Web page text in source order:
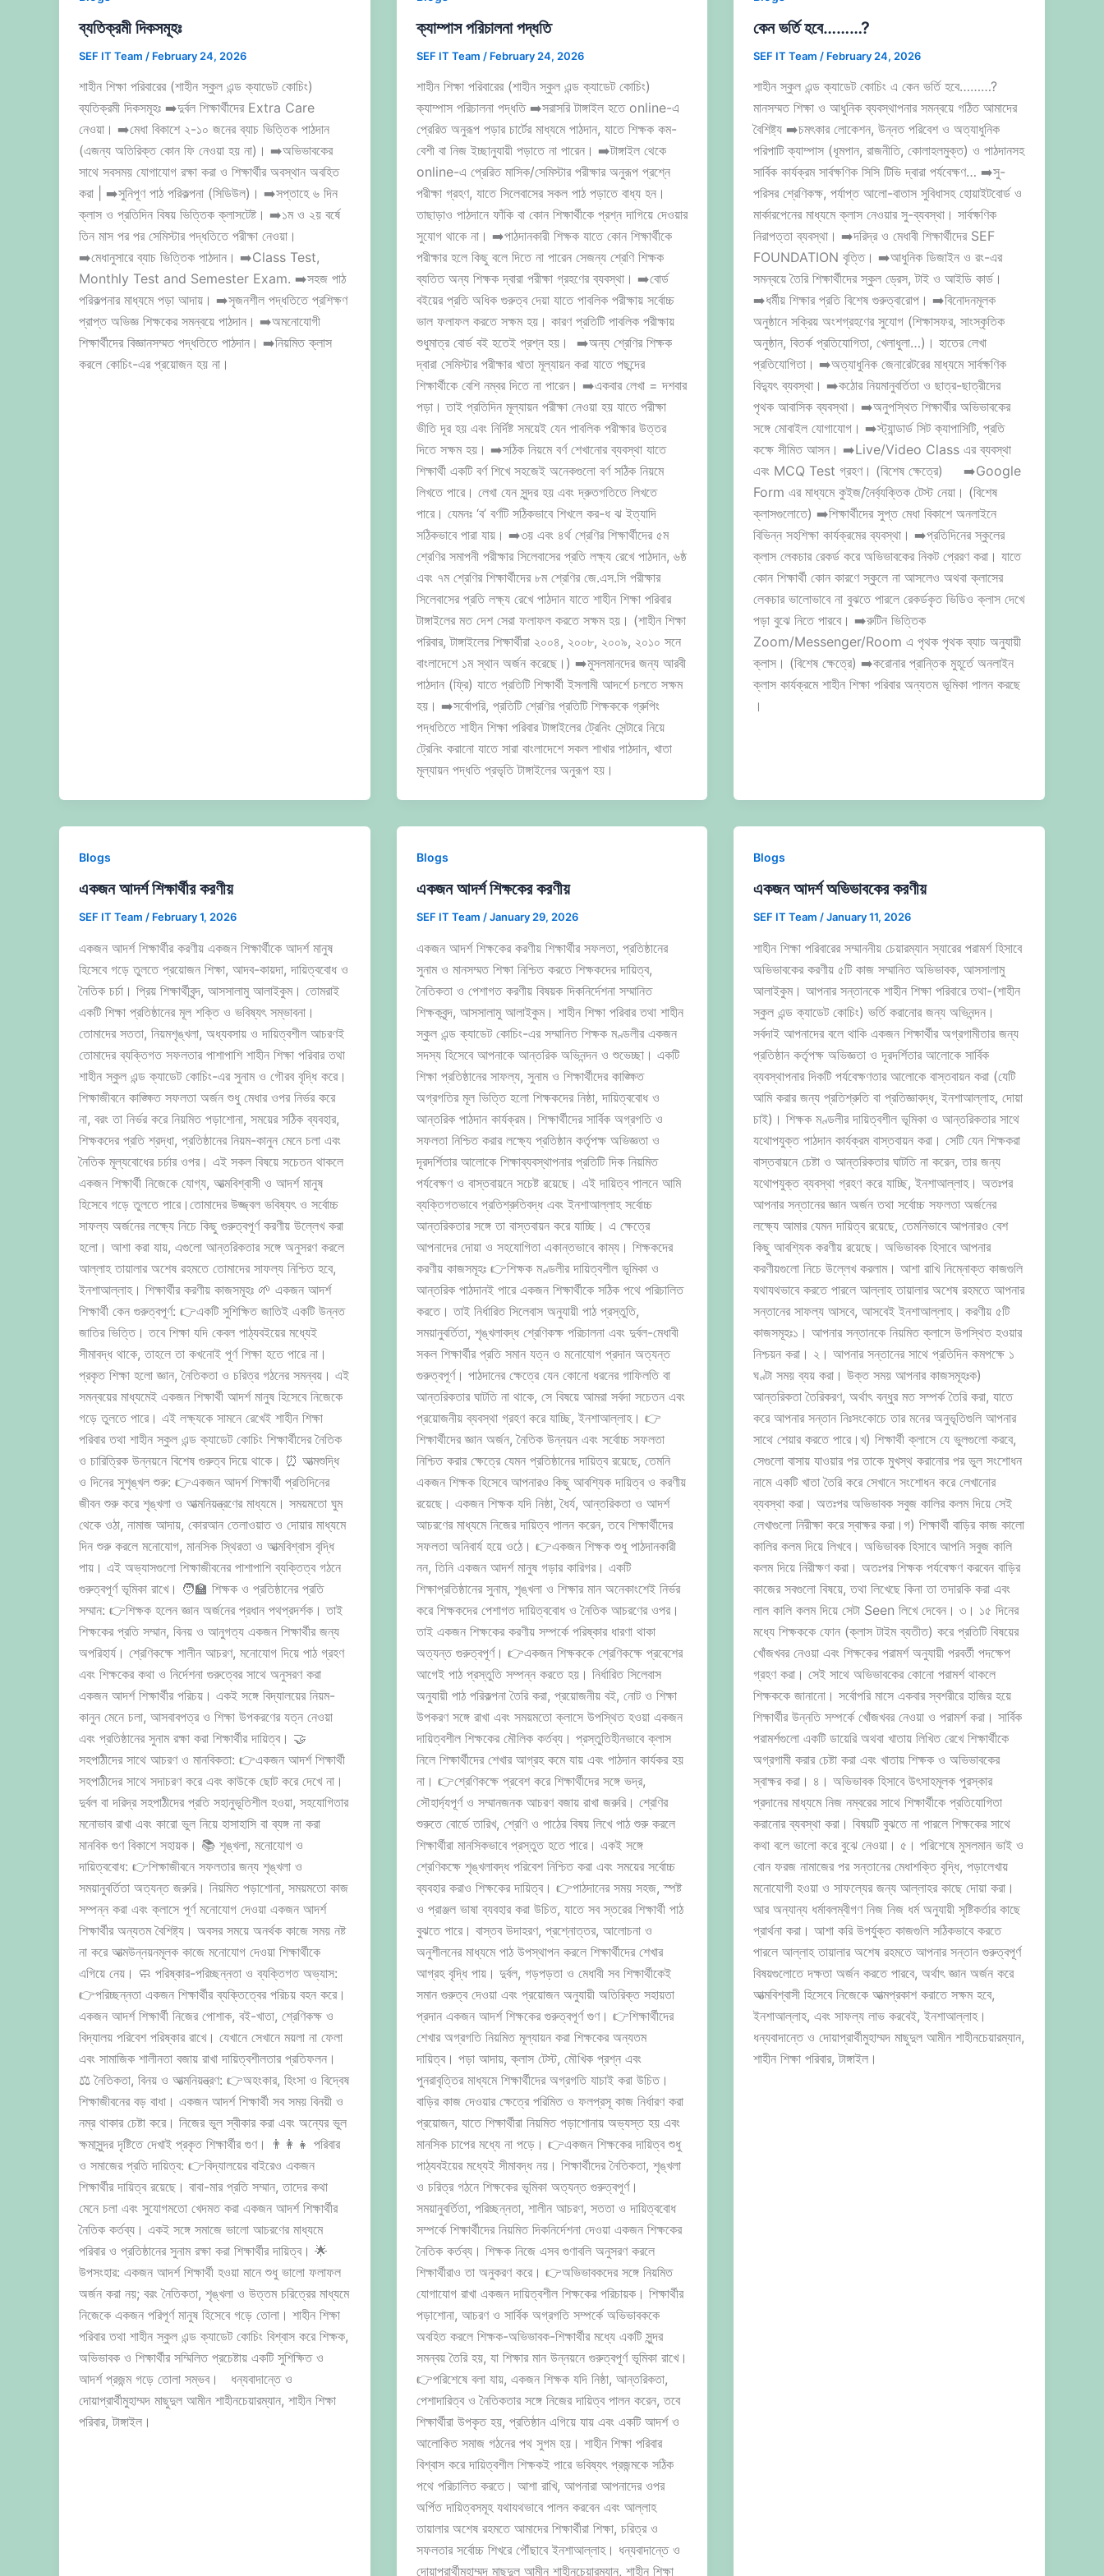
ব্যতিক্রমী দিকসমূহঃ
SEF IT Team / February 24, 2026
শাহীন শিক্ষা পরিবারের (শাহীন স্কুল এন্ড ক্যাডেট কোচিং)
ব্যতিক্রমী দিকসমূহঃ ➡️দুর্বল শিক্ষার্থীদের Extra Care
নেওয়া। ➡️মেধা বিকাশে ২-১০ জনের ব্যাচ ভিত্তিক পাঠদান
(এজন্য অতিরিক্ত কোন ফি নেওয়া হয় না)। ➡️অভিভাবকের
সাথে সবসময় যোগাযোগ রক্ষা করা ও শিক্ষার্থীর অবস্থান অবহিত
করা | ➡️সুনিপূণ পাঠ পরিকল্পনা (সিডিউল)। ➡️সপ্তাহে ৬ দিন
ক্লাস ও প্রতিদিন বিষয় ভিত্তিক ক্লাসটেষ্ট। ➡️১ম ও ২য় বর্ষে
তিন মাস পর পর সেমিস্টার পদ্ধতিতে পরীক্ষা নেওয়া।
➡️মেধানুসারে ব্যাচ ভিত্তিক পাঠদান। ➡️Class Test,
Monthly Test and Semester Exam. ➡️সহজ পাঠ
পরিকল্পনার মাধ্যমে পড়া আদায়। ➡️সৃজনশীল পদ্ধতিতে প্রশিক্ষণ
প্রাপ্ত অভিজ্ঞ শিক্ষকের সমন্বয়ে পাঠদান। ➡️অমনোযোগী
শিক্ষার্থীদের বিজ্ঞানসম্মত পদ্ধতিতে পাঠদান। ➡️নিয়মিত ক্লাস
করলে কোচিং-এর প্রয়োজন হয় না।
ক্যাম্পাস পরিচালনা পদ্ধতি
SEF IT Team / February 24, 2026
শাহীন শিক্ষা পরিবারের (শাহীন স্কুল এন্ড ক্যাডেট কোচিং)
ক্যাম্পাস পরিচালনা পদ্ধতি ➡️সরাসরি টাঙ্গাইল হতে online-এ
প্রেরিত অনুরূপ পড়ার চার্টের মাধ্যমে পাঠদান, যাতে শিক্ষক কম-
বেশী বা নিজ ইচ্ছানুযায়ী পড়াতে না পারেন। ➡️টাঙ্গাইল থেকে
online-এ প্রেরিত মাসিক/সেমিস্টার পরীক্ষার অনুরূপ প্রশ্নে
পরীক্ষা গ্রহণ, যাতে সিলেবাসের সকল পাঠ পড়াতে বাধ্য হন।
তাছাড়াও পাঠদানে ফাঁকি বা কোন শিক্ষার্থীকে প্রশ্ন দাগিয়ে দেওয়ার
সুযোগ থাকে না। ➡️পাঠদানকারী শিক্ষক যাতে কোন শিক্ষার্থীকে
পরীক্ষার হলে কিছু বলে দিতে না পারেন সেজন্য শ্রেণি শিক্ষক
ব্যতিত অন্য শিক্ষক দ্বারা পরীক্ষা গ্রহণের ব্যবস্থা। ➡️বোর্ড
বইয়ের প্রতি অধিক গুরুত্ব দেয়া যাতে পাবলিক পরীক্ষায় সর্বোচ্চ
ভাল ফলাফল করতে সক্ষম হয়। কারণ প্রতিটি পাবলিক পরীক্ষায়
শুধুমাত্র বোর্ড বই হতেই প্রশ্ন হয়। ➡️অন্য শ্রেণির শিক্ষক
দ্বারা সেমিস্টার পরীক্ষার খাতা মূল্যায়ন করা যাতে পছন্দের
শিক্ষার্থীকে বেশি নম্বর দিতে না পারেন। ➡️একবার লেখা = দশবার
পড়া। তাই প্রতিদিন মূল্যায়ন পরীক্ষা নেওয়া হয় যাতে পরীক্ষা
ভীতি দূর হয় এবং নির্দিষ্ট সময়েই যেন পাবলিক পরীক্ষার উত্তর
দিতে সক্ষম হয়। ➡️সঠিক নিয়মে বর্ণ শেখানোর ব্যবস্থা যাতে
শিক্ষার্থী একটি বর্ণ শিখে সহজেই অনেকগুলো বর্ণ সঠিক নিয়মে
লিখতে পারে। লেখা যেন সুন্দর হয় এবং দ্রুতগতিতে লিখতে
পারে। যেমনঃ ‘ব’ বর্ণটি সঠিকভাবে শিখলে কর-ধ ঝ ইত্যাদি
সঠিকভাবে পারা যায়। ➡️৩য় এবং ৪র্থ শ্রেণির শিক্ষার্থীদের ৫ম
শ্রেণির সমাপনী পরীক্ষার সিলেবাসের প্রতি লক্ষ্য রেখে পাঠদান, ৬ষ্ঠ
এবং ৭ম শ্রেণির শিক্ষার্থীদের ৮ম শ্রেণির জে.এস.সি পরীক্ষার
সিলেবাসের প্রতি লক্ষ্য রেখে পাঠদান যাতে শাহীন শিক্ষা পরিবার
টাঙ্গাইলের মত দেশ সেরা ফলাফল করতে সক্ষম হয়। (শাহীন শিক্ষা
পরিবার, টাঙ্গাইলের শিক্ষার্থীরা ২০০৪, ২০০৮, ২০০৯, ২০১০ সনে
বাংলাদেশে ১ম স্থান অর্জন করেছে।) ➡️মুসলমানদের জন্য আরবী
পাঠদান (ফ্রি) যাতে প্রতিটি শিক্ষার্থী ইসলামী আদর্শে চলতে সক্ষম
হয়। ➡️সর্বোপরি, প্রতিটি শ্রেণির প্রতিটি শিক্ষককে গ্রুপিং
পদ্ধতিতে শাহীন শিক্ষা পরিবার টাঙ্গাইলের ট্রেনিং সেন্টারে নিয়ে
ট্রেনিং করানো যাতে সারা বাংলাদেশে সকল শাখার পাঠদান, খাতা
মূল্যায়ন পদ্ধতি প্রভৃতি টাঙ্গাইলের অনুরূপ হয়।
কেন ভর্তি হবে………?
SEF IT Team / February 24, 2026
শাহীন স্কুল এন্ড ক্যাডেট কোচিং এ কেন ভর্তি হবে………?
মানসম্মত শিক্ষা ও আধুনিক ব্যবস্থাপনার সমন্বয়ে গঠিত আমাদের
বৈশিষ্ট্য ➡️চমৎকার লোকেশন, উন্নত পরিবেশ ও অত্যাধুনিক
পরিপাটি ক্যাম্পাস (ধূমপান, রাজনীতি, কোলাহলমুক্ত) ও পাঠদানসহ
সার্বিক কার্যক্রম সার্বক্ষণিক সিসি টিভি দ্বারা পর্যবেক্ষণ… ➡️সু-
পরিসর শ্রেণিকক্ষ, পর্যাপ্ত আলো-বাতাস সুবিধাসহ হোয়াইটবোর্ড ও
মার্কারপেনের মাধ্যমে ক্লাস নেওয়ার সু-ব্যবস্থা। সার্বক্ষণিক
নিরাপত্তা ব্যবস্থা। ➡️দরিদ্র ও মেধাবী শিক্ষার্থীদের SEF
FOUNDATION বৃত্তি। ➡️আধুনিক ডিজাইন ও রং-এর
সমন্বয়ে তৈরি শিক্ষার্থীদের স্কুল ড্রেস, টাই ও আইডি কার্ড।
➡️ধর্মীয় শিক্ষার প্রতি বিশেষ গুরুত্বারোপ। ➡️বিনোদনমূলক
অনুষ্ঠানে সক্রিয় অংশগ্রহণের সুযোগ (শিক্ষাসফর, সাংস্কৃতিক
অনুষ্ঠান, বিতর্ক প্রতিযোগিতা, খেলাধুলা…)। হাতের লেখা
প্রতিযোগিতা। ➡️অত্যাধুনিক জেনারেটরের মাধ্যমে সার্বক্ষণিক
বিদ্যুৎ ব্যবস্থা। ➡️কঠোর নিয়মানুবর্তিতা ও ছাত্র-ছাত্রীদের
পৃথক আবাসিক ব্যবস্থা। ➡️অনুপস্থিত শিক্ষার্থীর অভিভাবকের
সঙ্গে মোবাইল যোগাযোগ। ➡️স্ট্যান্ডার্ড সিট ক্যাপাসিটি, প্রতি
কক্ষে সীমিত আসন। ➡️Live/Video Class এর ব্যবস্থা
এবং MCQ Test গ্রহণ। (বিশেষ ক্ষেত্রে) ➡️Google
Form এর মাধ্যমে কুইজ/নৈর্ব্যক্তিক টেস্ট নেয়া। (বিশেষ
ক্লাসগুলোতে) ➡️শিক্ষার্থীদের সুপ্ত মেধা বিকাশে অনলাইনে
বিভিন্ন সহশিক্ষা কার্যক্রমের ব্যবস্থা। ➡️প্রতিদিনের স্কুলের
ক্লাস লেকচার রেকর্ড করে অভিভাবকের নিকট প্রেরণ করা। যাতে
কোন শিক্ষার্থী কোন কারণে স্কুলে না আসলেও অথবা ক্লাসের
লেকচার ভালোভাবে না বুঝতে পারলে রেকর্ডকৃত ভিডিও ক্লাস দেখে
পড়া বুঝে নিতে পারবে। ➡️রুটিন ভিত্তিক
Zoom/Messenger/Room এ পৃথক পৃথক ব্যাচ অনুযায়ী
ক্লাস। (বিশেষ ক্ষেত্রে) ➡️করোনার প্রান্তিক মুহূর্তে অনলাইন
ক্লাস কার্যক্রমে শাহীন শিক্ষা পরিবার অন্যতম ভূমিকা পালন করছে
।
Blogs
একজন আদর্শ শিক্ষার্থীর করণীয়
SEF IT Team / February 1, 2026
একজন আদর্শ শিক্ষার্থীর করণীয় একজন শিক্ষার্থীকে আদর্শ মানুষ
হিসেবে গড়ে তুলতে প্রয়োজন শিক্ষা, আদব-কায়দা, দায়িত্ববোধ ও
নৈতিক চর্চা। প্রিয় শিক্ষার্থীবৃন্দ, আসসালামু আলাইকুম। তোমরাই
একটি শিক্ষা প্রতিষ্ঠানের মূল শক্তি ও ভবিষ্যৎ সম্ভাবনা।
তোমাদের সততা, নিয়মশৃঙ্খলা, অধ্যবসায় ও দায়িত্বশীল আচরণই
তোমাদের ব্যক্তিগত সফলতার পাশাপাশি শাহীন শিক্ষা পরিবার তথা
শাহীন স্কুল এন্ড ক্যাডেট কোচিং-এর সুনাম ও গৌরব বৃদ্ধি করে।
শিক্ষাজীবনে কাঙ্ক্ষিত সফলতা অর্জন শুধু মেধার ওপর নির্ভর করে
না, বরং তা নির্ভর করে নিয়মিত পড়াশোনা, সময়ের সঠিক ব্যবহার,
শিক্ষকদের প্রতি শ্রদ্ধা, প্রতিষ্ঠানের নিয়ম-কানুন মেনে চলা এবং
নৈতিক মূল্যবোধের চর্চার ওপর। এই সকল বিষয়ে সচেতন থাকলে
একজন শিক্ষার্থী নিজেকে যোগ্য, আত্মবিশ্বাসী ও আদর্শ মানুষ
হিসেবে গড়ে তুলতে পারে।তোমাদের উজ্জ্বল ভবিষ্যৎ ও সর্বোচ্চ
সাফল্য অর্জনের লক্ষ্যে নিচে কিছু গুরুত্বপূর্ণ করণীয় উল্লেখ করা
হলো। আশা করা যায়, এগুলো আন্তরিকতার সঙ্গে অনুসরণ করলে
আল্লাহ তায়ালার অশেষ রহমতে তোমাদের সাফল্য নিশ্চিত হবে,
ইনশাআল্লাহ। শিক্ষার্থীর করণীয় কাজসমূহঃ 🌱 একজন আদর্শ
শিক্ষার্থী কেন গুরুত্বপূর্ণ: 👉একটি সুশিক্ষিত জাতিই একটি উন্নত
জাতির ভিত্তি। তবে শিক্ষা যদি কেবল পাঠ্যবইয়ের মধ্যেই
সীমাবদ্ধ থাকে, তাহলে তা কখনোই পূর্ণ শিক্ষা হতে পারে না।
প্রকৃত শিক্ষা হলো জ্ঞান, নৈতিকতা ও চরিত্র গঠনের সমন্বয়। এই
সমন্বয়ের মাধ্যমেই একজন শিক্ষার্থী আদর্শ মানুষ হিসেবে নিজেকে
গড়ে তুলতে পারে। এই লক্ষ্যকে সামনে রেখেই শাহীন শিক্ষা
পরিবার তথা শাহীন স্কুল এন্ড ক্যাডেট কোচিং শিক্ষার্থীদের নৈতিক
ও চারিত্রিক উন্নয়নে বিশেষ গুরুত্ব দিয়ে থাকে। ⏰ আত্মশুদ্ধি
ও দিনের সুশৃঙ্খল শুরু: 👉একজন আদর্শ শিক্ষার্থী প্রতিদিনের
জীবন শুরু করে শৃঙ্খলা ও আত্মনিয়ন্ত্রণের মাধ্যমে। সময়মতো ঘুম
থেকে ওঠা, নামাজ আদায়, কোরআন তেলাওয়াত ও দোয়ার মাধ্যমে
দিন শুরু করলে মনোযোগ, মানসিক স্থিরতা ও আত্মবিশ্বাস বৃদ্ধি
পায়। এই অভ্যাসগুলো শিক্ষাজীবনের পাশাপাশি ব্যক্তিত্ব গঠনে
গুরুত্বপূর্ণ ভূমিকা রাখে। 🧑‍🏫 শিক্ষক ও প্রতিষ্ঠানের প্রতি
সম্মান: 👉শিক্ষক হলেন জ্ঞান অর্জনের প্রধান পথপ্রদর্শক। তাই
শিক্ষকের প্রতি সম্মান, বিনয় ও আনুগত্য একজন শিক্ষার্থীর জন্য
অপরিহার্য। শ্রেণিকক্ষে শালীন আচরণ, মনোযোগ দিয়ে পাঠ গ্রহণ
এবং শিক্ষকের কথা ও নির্দেশনা গুরুত্বের সাথে অনুসরণ করা
একজন আদর্শ শিক্ষার্থীর পরিচয়। একই সঙ্গে বিদ্যালয়ের নিয়ম-
কানুন মেনে চলা, আসবাবপত্র ও শিক্ষা উপকরণের যত্ন নেওয়া
এবং প্রতিষ্ঠানের সুনাম রক্ষা করা শিক্ষার্থীর দায়িত্ব। 🤝
সহপাঠীদের সাথে আচরণ ও মানবিকতা: 👉একজন আদর্শ শিক্ষার্থী
সহপাঠীদের সাথে সদাচরণ করে এবং কাউকে ছোট করে দেখে না।
দুর্বল বা দরিদ্র সহপাঠীদের প্রতি সহানুভূতিশীল হওয়া, সহযোগিতার
মনোভাব রাখা এবং কারো ভুল নিয়ে হাসাহাসি বা ব্যঙ্গ না করা
মানবিক গুণ বিকাশে সহায়ক। 📚 শৃঙ্খলা, মনোযোগ ও
দায়িত্ববোধ: 👉শিক্ষাজীবনে সফলতার জন্য শৃঙ্খলা ও
সময়ানুবর্তিতা অত্যন্ত জরুরি। নিয়মিত পড়াশোনা, সময়মতো কাজ
সম্পন্ন করা এবং ক্লাসে পূর্ণ মনোযোগ দেওয়া একজন আদর্শ
শিক্ষার্থীর অন্যতম বৈশিষ্ট্য। অবসর সময়ে অনর্থক কাজে সময় নষ্ট
না করে আত্মউন্নয়নমূলক কাজে মনোযোগ দেওয়া শিক্ষার্থীকে
এগিয়ে নেয়। 🧼 পরিষ্কার-পরিচ্ছন্নতা ও ব্যক্তিগত অভ্যাস:
👉পরিচ্ছন্নতা একজন শিক্ষার্থীর ব্যক্তিত্বের পরিচয় বহন করে।
একজন আদর্শ শিক্ষার্থী নিজের পোশাক, বই-খাতা, শ্রেণিকক্ষ ও
বিদ্যালয় পরিবেশ পরিষ্কার রাখে। যেখানে সেখানে ময়লা না ফেলা
এবং সামাজিক শালীনতা বজায় রাখা দায়িত্বশীলতার প্রতিফলন।
⚖️ নৈতিকতা, বিনয় ও আত্মনিয়ন্ত্রণ: 👉অহংকার, হিংসা ও বিদ্বেষ
শিক্ষাজীবনের বড় বাধা। একজন আদর্শ শিক্ষার্থী সব সময় বিনয়ী ও
নম্র থাকার চেষ্টা করে। নিজের ভুল স্বীকার করা এবং অন্যের ভুল
ক্ষমাসুন্দর দৃষ্টিতে দেখাই প্রকৃত শিক্ষার্থীর গুণ। 👨‍👩‍👧 পরিবার
ও সমাজের প্রতি দায়িত্ব: 👉বিদ্যালয়ের বাইরেও একজন
শিক্ষার্থীর দায়িত্ব রয়েছে। বাবা-মার প্রতি সম্মান, তাদের কথা
মেনে চলা এবং সুযোগমতো খেদমত করা একজন আদর্শ শিক্ষার্থীর
নৈতিক কর্তব্য। একই সঙ্গে সমাজে ভালো আচরণের মাধ্যমে
পরিবার ও প্রতিষ্ঠানের সুনাম রক্ষা করা শিক্ষার্থীর দায়িত্ব। 🌟
উপসংহার: একজন আদর্শ শিক্ষার্থী হওয়া মানে শুধু ভালো ফলাফল
অর্জন করা নয়; বরং নৈতিকতা, শৃঙ্খলা ও উত্তম চরিত্রের মাধ্যমে
নিজেকে একজন পরিপূর্ণ মানুষ হিসেবে গড়ে তোলা। শাহীন শিক্ষা
পরিবার তথা শাহীন স্কুল এন্ড ক্যাডেট কোচিং বিশ্বাস করে শিক্ষক,
অভিভাবক ও শিক্ষার্থীর সম্মিলিত প্রচেষ্টায় একটি সুশিক্ষিত ও
আদর্শ প্রজন্ম গড়ে তোলা সম্ভব। ধন্যবাদান্তে ও
দোয়াপ্রার্থীমুহাম্মদ মাছুদুল আমীন শাহীনচেয়ারম্যান, শাহীন শিক্ষা
পরিবার, টাঙ্গাইল।
Blogs
একজন আদর্শ শিক্ষকের করণীয়
SEF IT Team /January 29, 2026
একজন আদর্শ শিক্ষকের করণীয় শিক্ষার্থীর সফলতা, প্রতিষ্ঠানের
সুনাম ও মানসম্মত শিক্ষা নিশ্চিত করতে শিক্ষকদের দায়িত্ব,
নৈতিকতা ও পেশাগত করণীয় বিষয়ক দিকনির্দেশনা সম্মানিত
শিক্ষকবৃন্দ, আসসালামু আলাইকুম। শাহীন শিক্ষা পরিবার তথা শাহীন
স্কুল এন্ড ক্যাডেট কোচিং-এর সম্মানিত শিক্ষক মণ্ডলীর একজন
সদস্য হিসেবে আপনাকে আন্তরিক অভিনন্দন ও শুভেচ্ছা। একটি
শিক্ষা প্রতিষ্ঠানের সাফল্য, সুনাম ও শিক্ষার্থীদের কাঙ্ক্ষিত
অগ্রগতির মূল ভিত্তি হলো শিক্ষকদের নিষ্ঠা, দায়িত্ববোধ ও
আন্তরিক পাঠদান কার্যক্রম। শিক্ষার্থীদের সার্বিক অগ্রগতি ও
সফলতা নিশ্চিত করার লক্ষ্যে প্রতিষ্ঠান কর্তৃপক্ষ অভিজ্ঞতা ও
দূরদর্শিতার আলোকে শিক্ষাব্যবস্থাপনার প্রতিটি দিক নিয়মিত
পর্যবেক্ষণ ও বাস্তবায়নে সচেষ্ট রয়েছে। এই দায়িত্ব পালনে আমি
ব্যক্তিগতভাবে প্রতিশ্রুতিবদ্ধ এবং ইনশাআল্লাহ সর্বোচ্চ
আন্তরিকতার সঙ্গে তা বাস্তবায়ন করে যাচ্ছি। এ ক্ষেত্রে
আপনাদের দোয়া ও সহযোগিতা একান্তভাবে কাম্য। শিক্ষকদের
করণীয় কাজসমূহঃ 👉শিক্ষক মণ্ডলীর দায়িত্বশীল ভূমিকা ও
আন্তরিক পাঠদানই পারে একজন শিক্ষার্থীকে সঠিক পথে পরিচালিত
করতে। তাই নির্ধারিত সিলেবাস অনুযায়ী পাঠ প্রস্তুতি,
সময়ানুবর্তিতা, শৃঙ্খলাবদ্ধ শ্রেণিকক্ষ পরিচালনা এবং দুর্বল-মেধাবী
সকল শিক্ষার্থীর প্রতি সমান যত্ন ও মনোযোগ প্রদান অত্যন্ত
গুরুত্বপূর্ণ। পাঠদানের ক্ষেত্রে যেন কোনো ধরনের গাফিলতি বা
আন্তরিকতার ঘাটতি না থাকে, সে বিষয়ে আমরা সর্বদা সচেতন এবং
প্রয়োজনীয় ব্যবস্থা গ্রহণ করে যাচ্ছি, ইনশাআল্লাহ। 👉
শিক্ষার্থীদের জ্ঞান অর্জন, নৈতিক উন্নয়ন এবং সর্বোচ্চ সফলতা
নিশ্চিত করার ক্ষেত্রে যেমন প্রতিষ্ঠানের দায়িত্ব রয়েছে, তেমনি
একজন শিক্ষক হিসেবে আপনারও কিছু আবশ্যিক দায়িত্ব ও করণীয়
রয়েছে। একজন শিক্ষক যদি নিষ্ঠা, ধৈর্য, আন্তরিকতা ও আদর্শ
আচরণের মাধ্যমে নিজের দায়িত্ব পালন করেন, তবে শিক্ষার্থীদের
সফলতা অনিবার্য হয়ে ওঠে। 👉একজন শিক্ষক শুধু পাঠদানকারী
নন, তিনি একজন আদর্শ মানুষ গড়ার কারিগর। একটি
শিক্ষাপ্রতিষ্ঠানের সুনাম, শৃঙ্খলা ও শিক্ষার মান অনেকাংশেই নির্ভর
করে শিক্ষকদের পেশাগত দায়িত্ববোধ ও নৈতিক আচরণের ওপর।
তাই একজন শিক্ষকের করণীয় সম্পর্কে পরিষ্কার ধারণা থাকা
অত্যন্ত গুরুত্বপূর্ণ। 👉একজন শিক্ষককে শ্রেণিকক্ষে প্রবেশের
আগেই পাঠ প্রস্তুতি সম্পন্ন করতে হয়। নির্ধারিত সিলেবাস
অনুযায়ী পাঠ পরিকল্পনা তৈরি করা, প্রয়োজনীয় বই, নোট ও শিক্ষা
উপকরণ সঙ্গে রাখা এবং সময়মতো ক্লাসে উপস্থিত হওয়া একজন
দায়িত্বশীল শিক্ষকের মৌলিক কর্তব্য। প্রস্তুতিহীনভাবে ক্লাস
নিলে শিক্ষার্থীদের শেখার আগ্রহ কমে যায় এবং পাঠদান কার্যকর হয়
না। 👉শ্রেণিকক্ষে প্রবেশ করে শিক্ষার্থীদের সঙ্গে ভদ্র,
সৌহার্দ্যপূর্ণ ও সম্মানজনক আচরণ বজায় রাখা জরুরি। শ্রেণির
শুরুতে বোর্ডে তারিখ, শ্রেণি ও পাঠের বিষয় লিখে পাঠ শুরু করলে
শিক্ষার্থীরা মানসিকভাবে প্রস্তুত হতে পারে। একই সঙ্গে
শ্রেণিকক্ষে শৃঙ্খলাবদ্ধ পরিবেশ নিশ্চিত করা এবং সময়ের সর্বোচ্চ
ব্যবহার করাও শিক্ষকের দায়িত্ব। 👉পাঠদানের সময় সহজ, স্পষ্ট
ও প্রাঞ্জল ভাষা ব্যবহার করা উচিত, যাতে সব স্তরের শিক্ষার্থী পাঠ
বুঝতে পারে। বাস্তব উদাহরণ, প্রশ্নোত্তর, আলোচনা ও
অনুশীলনের মাধ্যমে পাঠ উপস্থাপন করলে শিক্ষার্থীদের শেখার
আগ্রহ বৃদ্ধি পায়। দুর্বল, গড়পড়তা ও মেধাবী সব শিক্ষার্থীকেই
সমান গুরুত্ব দেওয়া এবং প্রয়োজন অনুযায়ী অতিরিক্ত সহায়তা
প্রদান একজন আদর্শ শিক্ষকের গুরুত্বপূর্ণ গুণ। 👉শিক্ষার্থীদের
শেখার অগ্রগতি নিয়মিত মূল্যায়ন করা শিক্ষকের অন্যতম
দায়িত্ব। পড়া আদায়, ক্লাস টেস্ট, মৌখিক প্রশ্ন এবং
পুনরাবৃত্তির মাধ্যমে শিক্ষার্থীদের অগ্রগতি যাচাই করা উচিত।
বাড়ির কাজ দেওয়ার ক্ষেত্রে পরিমিত ও ফলপ্রসূ কাজ নির্ধারণ করা
প্রয়োজন, যাতে শিক্ষার্থীরা নিয়মিত পড়াশোনায় অভ্যস্ত হয় এবং
মানসিক চাপের মধ্যে না পড়ে। 👉একজন শিক্ষকের দায়িত্ব শুধু
পাঠ্যবইয়ের মধ্যেই সীমাবদ্ধ নয়। শিক্ষার্থীদের নৈতিকতা, শৃঙ্খলা
ও চরিত্র গঠনে শিক্ষকের ভূমিকা অত্যন্ত গুরুত্বপূর্ণ।
সময়ানুবর্তিতা, পরিচ্ছন্নতা, শালীন আচরণ, সততা ও দায়িত্ববোধ
সম্পর্কে শিক্ষার্থীদের নিয়মিত দিকনির্দেশনা দেওয়া একজন শিক্ষকের
নৈতিক কর্তব্য। শিক্ষক নিজে এসব গুণাবলি অনুসরণ করলে
শিক্ষার্থীরাও তা অনুকরণ করে। 👉অভিভাবকদের সঙ্গে নিয়মিত
যোগাযোগ রাখা একজন দায়িত্বশীল শিক্ষকের পরিচায়ক। শিক্ষার্থীর
পড়াশোনা, আচরণ ও সার্বিক অগ্রগতি সম্পর্কে অভিভাবককে
অবহিত করলে শিক্ষক-অভিভাবক-শিক্ষার্থীর মধ্যে একটি সুন্দর
সমন্বয় তৈরি হয়, যা শিক্ষার মান উন্নয়নে গুরুত্বপূর্ণ ভূমিকা রাখে।
👉পরিশেষে বলা যায়, একজন শিক্ষক যদি নিষ্ঠা, আন্তরিকতা,
পেশাদারিত্ব ও নৈতিকতার সঙ্গে নিজের দায়িত্ব পালন করেন, তবে
শিক্ষার্থীরা উপকৃত হয়, প্রতিষ্ঠান এগিয়ে যায় এবং একটি আদর্শ ও
আলোকিত সমাজ গঠনের পথ সুগম হয়। শাহীন শিক্ষা পরিবার
বিশ্বাস করে দায়িত্বশীল শিক্ষকই পারে ভবিষ্যৎ প্রজন্মকে সঠিক
পথে পরিচালিত করতে। আশা রাখি, আপনারা আপনাদের ওপর
অর্পিত দায়িত্বসমূহ যথাযথভাবে পালন করবেন এবং আল্লাহ
তায়ালার অশেষ রহমতে আমাদের শিক্ষার্থীরা শিক্ষা, চরিত্র ও
সফলতার সর্বোচ্চ শিখরে পৌঁছাবে ইনশাআল্লাহ। ধন্যবাদান্তে ও
দোয়াপ্রার্থীমুহাম্মদ মাছুদুল আমীন শাহীনচেয়ারম্যান, শাহীন শিক্ষা
Blogs
একজন আদর্শ অভিভাবকের করণীয়
SEF IT Team /January 11, 2026
শাহীন শিক্ষা পরিবারের সম্মাননীয় চেয়ারম্যান স্যারের পরামর্শ হিসাবে
অভিভাবকের করণীয় ৫টি কাজ সম্মানিত অভিভাবক, আসসালামু
আলাইকুম। আপনার সন্তানকে শাহীন শিক্ষা পরিবারে তথা-(শাহীন
স্কুল এন্ড ক্যাডেট কোচিং) ভর্তি করানোর জন্য অভিনন্দন।
সর্বদাই আপনাদের বলে থাকি একজন শিক্ষার্থীর অগ্রগামীতার জন্য
প্রতিষ্ঠান কর্তৃপক্ষ অভিজ্ঞতা ও দূরদর্শিতার আলোকে সার্বিক
ব্যবস্থাপনার দিকটি পর্যবেক্ষণতার আলোকে বাস্তবায়ন করা (যেটি
আমি করার জন্য প্রতিশ্রুতি বা প্রতিজ্ঞাবদ্ধ, ইনশাআল্লাহ, দোয়া
চাই)। শিক্ষক মণ্ডলীর দায়িত্বশীল ভূমিকা ও আন্তরিকতার সাথে
যথোপযুক্ত পাঠদান কার্যক্রম বাস্তবায়ন করা। সেটি যেন শিক্ষকরা
বাস্তবায়নে চেষ্টা ও আন্তরিকতার ঘাটতি না করেন, তার জন্য
যথোপযুক্ত ব্যবস্থা গ্রহণ করে যাচ্ছি, ইনশাআল্লাহ। অতঃপর
আপনার সন্তানের জ্ঞান অর্জন তথা সর্বোচ্চ সফলতা অর্জনের
লক্ষ্যে আমার যেমন দায়িত্ব রয়েছে, তেমনিভাবে আপনারও বেশ
কিছু আবশ্যিক করণীয় রয়েছে। অভিভাবক হিসাবে আপনার
করণীয়গুলো নিচে উল্লেখ করলাম। আশা রাখি নিম্নোক্ত কাজগুলি
যথাযথভাবে করতে পারলে আল্লাহ তায়ালার অশেষ রহমতে আপনার
সন্তানের সাফল্য আসবে, আসবেই ইনশাআল্লাহ। করণীয় ৫টি
কাজসমূহঃ১। আপনার সন্তানকে নিয়মিত ক্লাসে উপস্থিত হওয়ার
নিশ্চয়ন করা। ২। আপনার সন্তানের সাথে প্রতিদিন কমপক্ষে ১
ঘণ্টা সময় ব্যয় করা। উক্ত সময় আপনার কাজসমূহঃক)
আন্তরিকতা তৈরিকরণ, অর্থাৎ বন্ধুর মত সম্পর্ক তৈরি করা, যাতে
করে আপনার সন্তান নিঃসংকোচে তার মনের অনুভূতিগুলি আপনার
সাথে শেয়ার করতে পারে।খ) শিক্ষার্থী ক্লাসে যে ভুলগুলো করবে,
সেগুলো বাসায় যাওয়ার পর তাকে মুখস্থ করানোর পর ভুল সংশোধন
নামে একটি খাতা তৈরি করে সেখানে সংশোধন করে লেখানোর
ব্যবস্থা করা। অতঃপর অভিভাবক সবুজ কালির কলম দিয়ে সেই
লেখাগুলো নিরীক্ষা করে স্বাক্ষর করা।গ) শিক্ষার্থী বাড়ির কাজ কালো
কালির কলম দিয়ে লিখবে। অভিভাবক হিসাবে আপনি সবুজ কালি
কলম দিয়ে নিরীক্ষণ করা। অতঃপর শিক্ষক পর্যবেক্ষণ করবেন বাড়ির
কাজের সবগুলো বিষয়ে, তথা লিখেছে কিনা তা তদারকি করা এবং
লাল কালি কলম দিয়ে সেটা Seen লিখে দেবেন। ৩। ১৫ দিনের
মধ্যে শিক্ষককে ফোন (ক্লাস টাইম ব্যতীত) করে প্রতিটি বিষয়ের
খোঁজখবর নেওয়া এবং শিক্ষকের পরামর্শ অনুযায়ী পরবর্তী পদক্ষেপ
গ্রহণ করা। সেই সাথে অভিভাবকের কোনো পরামর্শ থাকলে
শিক্ষককে জানানো। সর্বোপরি মাসে একবার স্বশরীরে হাজির হয়ে
শিক্ষার্থীর উন্নতি সম্পর্কে খোঁজখবর নেওয়া ও পরামর্শ করা। সার্বিক
পরামর্শগুলো একটি ডায়েরি অথবা খাতায় লিখিত রেখে শিক্ষার্থীকে
অগ্রগামী করার চেষ্টা করা এবং খাতায় শিক্ষক ও অভিভাবকের
স্বাক্ষর করা। ৪। অভিভাবক হিসাবে উৎসাহমূলক পুরস্কার
প্রদানের মাধ্যমে নিজ নম্বরের সাথে শিক্ষার্থীকে প্রতিযোগিতা
করানোর ব্যবস্থা করা। বিষয়টি বুঝতে না পারলে শিক্ষকের সাথে
কথা বলে ভালো করে বুঝে নেওয়া। ৫। পরিশেষে মুসলমান ভাই ও
বোন ফরজ নামাজের পর সন্তানের মেধাশক্তি বৃদ্ধি, পড়ালেখায়
মনোযোগী হওয়া ও সাফল্যের জন্য আল্লাহর কাছে দোয়া করা।
আর অন্যান্য ধর্মাবলম্বীগণ নিজ নিজ ধর্ম অনুযায়ী সৃষ্টিকর্তার কাছে
প্রার্থনা করা। আশা করি উপর্যুক্ত কাজগুলি সঠিকভাবে করতে
পারলে আল্লাহ তায়ালার অশেষ রহমতে আপনার সন্তান গুরুত্বপূর্ণ
বিষয়গুলোতে দক্ষতা অর্জন করতে পারবে, অর্থাৎ জ্ঞান অর্জন করে
আত্মবিশ্বাসী হিসেবে নিজেকে আত্মপ্রকাশ করাতে সক্ষম হবে,
ইনশাআল্লাহ, এবং সাফল্য লাভ করবেই, ইনশাআল্লাহ।
ধন্যবাদান্তে ও দোয়াপ্রার্থীমুহাম্মদ মাছুদুল আমীন শাহীনচেয়ারম্যান,
শাহীন শিক্ষা পরিবার, টাঙ্গাইল।